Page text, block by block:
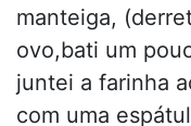
manteiga,
ovo,bati um
juntei a farinha
com uma